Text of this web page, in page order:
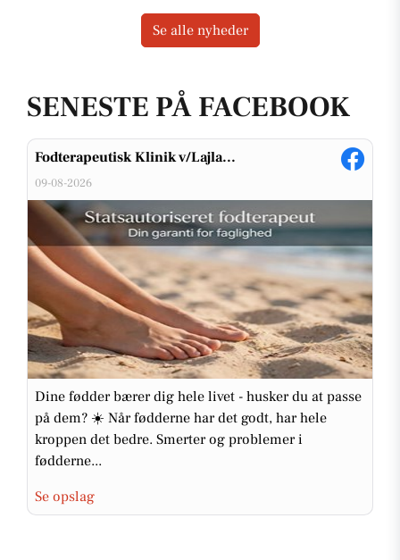
SENESTE PÅ FACEBOOK
Fodterapeutisk Klinik v/Lajla...
09-08-2026
Dine fødder bærer dig hele livet - husker du at passe
på dem? ☀️ Når fødderne har det godt, har hele
kroppen det bedre. Smerter og problemer i
fødderne...
Se opslag
Se alle nyheder